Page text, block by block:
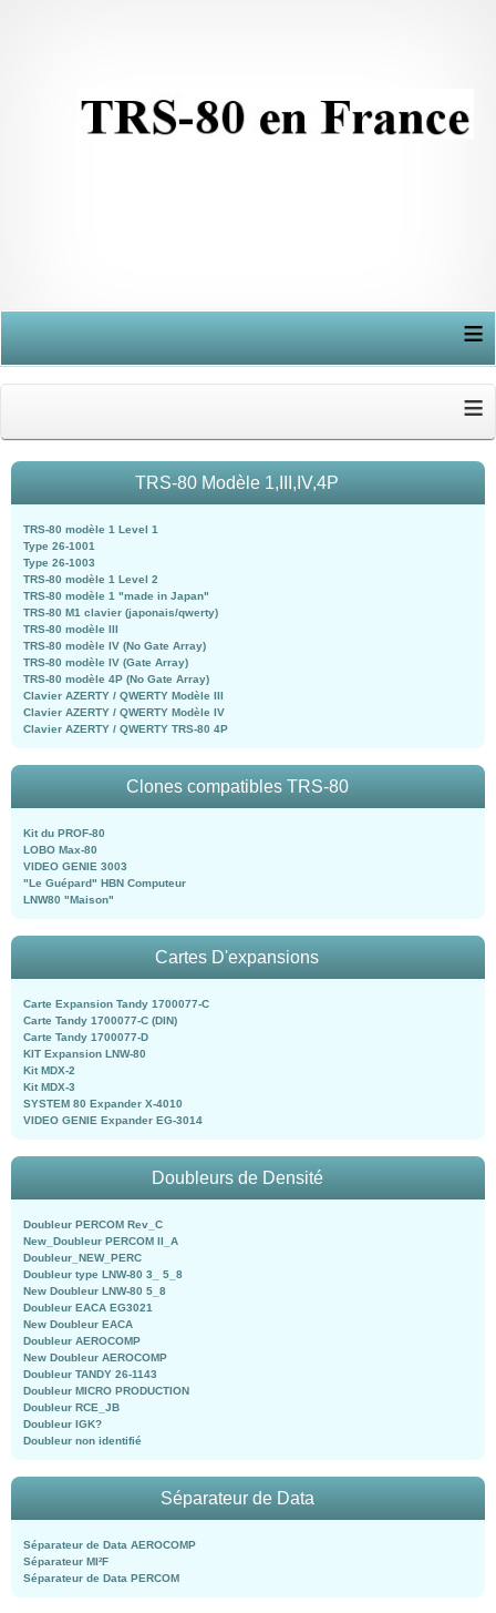
≡
≡
TRS-80 Modèle 1,III,IV,4P
TRS-80 modèle 1 Level 1
Type 26-1001
Type 26-1003
TRS-80 modèle 1 Level 2
TRS-80 modèle 1 "made in Japan"
TRS-80 M1 clavier (japonais/qwerty)
TRS-80 modèle III
TRS-80 modèle IV (No Gate Array)
TRS-80 modèle IV (Gate Array)
TRS-80 modèle 4P (No Gate Array)
Clavier AZERTY / QWERTY Modèle III
Clavier AZERTY / QWERTY Modèle IV
Clavier AZERTY / QWERTY TRS-80 4P
Clones compatibles TRS-80
Kit du PROF-80
LOBO Max-80
VIDEO GENIE 3003
"Le Guépard" HBN Computeur
LNW80 "Maison"
Cartes D'expansions
Carte Expansion Tandy 1700077-C
Carte Tandy 1700077-C (DIN)
Carte Tandy 1700077-D
KIT Expansion LNW-80
Kit MDX-2
Kit MDX-3
SYSTEM 80 Expander X-4010
VIDEO GENIE Expander EG-3014
Doubleurs de Densité
Doubleur PERCOM Rev_C
New_Doubleur PERCOM II_A
Doubleur_NEW_PERC
Doubleur type LNW-80 3_ 5_8
New Doubleur LNW-80 5_8
Doubleur EACA EG3021
New Doubleur EACA
Doubleur AEROCOMP
New Doubleur AEROCOMP
Doubleur TANDY 26-1143
Doubleur MICRO PRODUCTION
Doubleur RCE_JB
Doubleur IGK?
Doubleur non identifié
Séparateur de Data
Séparateur de Data AEROCOMP
Séparateur MI²F
Séparateur de Data PERCOM